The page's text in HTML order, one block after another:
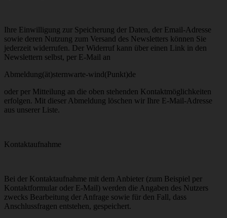
Ihre Einwilligung zur Speicherung der Daten, der Email-Adresse
sowie deren Nutzung zum Versand des Newsletters können Sie
jederzeit widerrufen. Der Widerruf kann über einen Link in den
Newslettern selbst, per E-Mail an
Abmeldung(ät)sternwarte-wind(Punkt)de
oder per Mitteilung an die oben stehenden Kontaktmöglichkeiten
erfolgen. Mit dieser Abmeldung löschen wir Ihre E-Mail-Adresse
aus unserer Liste.
Kontaktaufnahme
Bei der Kontaktaufnahme mit dem Anbieter (zum Beispiel per
Kontaktformular oder E-Mail) werden die Angaben des Nutzers
zwecks Bearbeitung der Anfrage sowie für den Fall, dass
Anschlussfragen entstehen, gespeichert.